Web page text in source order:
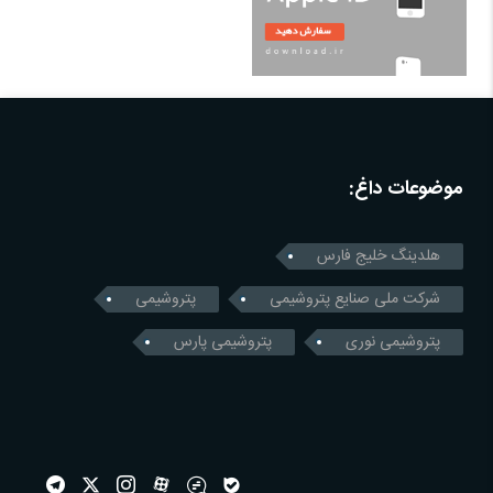
موضوعات داغ:
هلدینگ خلیج فارس
شرکت ملی صنایع پتروشیمی
پتروشیمی
پتروشیمی نوری
پتروشیمی پارس